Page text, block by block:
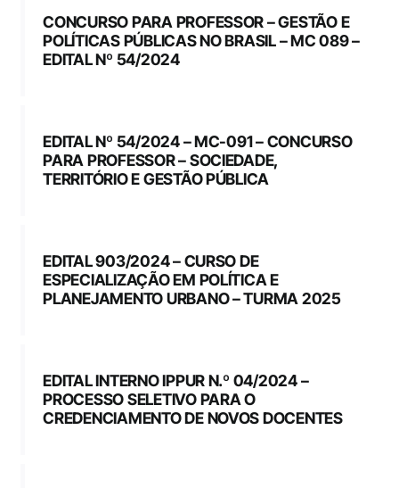
CONCURSO PARA PROFESSOR – GESTÃO E
POLÍTICAS PÚBLICAS NO BRASIL – MC 089 –
EDITAL Nº 54/2024
EDITAL Nº 54/2024 – MC-091 – CONCURSO
PARA PROFESSOR – SOCIEDADE,
TERRITÓRIO E GESTÃO PÚBLICA
EDITAL 903/2024 – CURSO DE
ESPECIALIZAÇÃO EM POLÍTICA E
PLANEJAMENTO URBANO – TURMA 2025
EDITAL INTERNO IPPUR N.º 04/2024 –
PROCESSO SELETIVO PARA O
CREDENCIAMENTO DE NOVOS DOCENTES